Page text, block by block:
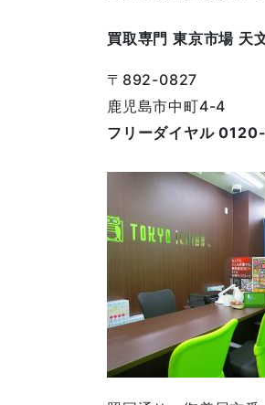
買取専門 東京市場 天
〒892-0827
鹿児島市中町4-4
フリーダイヤル